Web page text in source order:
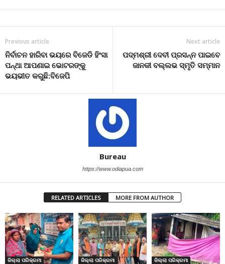
Previous article
ନିର୍ବାଚନ ହାରିବା ଭୟରେ ବିଜେଡି ହିଂସା
ପନ୍ଥା ଆପଣାଇ ଭୋଟରଙ୍କୁ
ଭୟଭୀତ କରୁଛି:ବିଜେପି
Next article
ପଦ୍ମଶ୍ରୀ ଦେବୀ ପ୍ରସନ୍ନ ପାଇବେ
ଜାନକୀ ବଲ୍ଲଭ ସ୍ମୃତି ସମ୍ମାନ
Bureau
https://www.odiapua.com
RELATED ARTICLES MORE FROM AUTHOR
ଜିଲ୍ଲା ପରିକ୍ରମା ଜିଲ୍ଲା ପରିକ୍ରମା ଜିଲ୍ଲା ପରିକ୍ରମା